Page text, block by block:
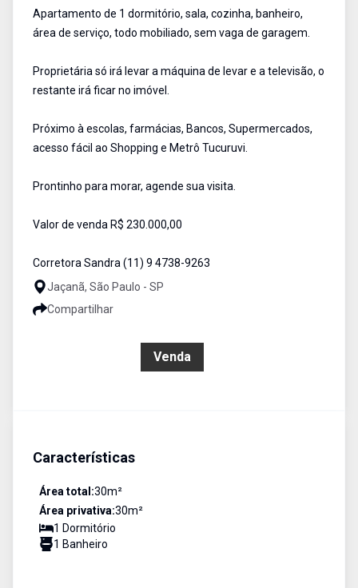
Apartamento de 1 dormitório, sala, cozinha, banheiro,
área de serviço, todo mobiliado, sem vaga de garagem.
Proprietária só irá levar a máquina de levar e a televisão, o
restante irá ficar no imóvel.
Próximo à escolas, farmácias, Bancos, Supermercados,
acesso fácil ao Shopping e Metrô Tucuruvi.
Prontinho para morar, agende sua visita.
Valor de venda R$ 230.000,00
Corretora Sandra (11) 9 4738-9263
Jaçanã, São Paulo - SP
Compartilhar
Venda
Características
Área total:30m²
Área privativa:30m²
1 Dormitório
1 Banheiro